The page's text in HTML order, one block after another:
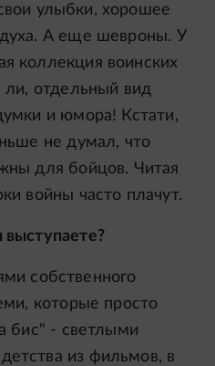
улыбки, хорошее
А еще шевроны. У
коллекция воинских
ли, отдельный вид
и юмора! Кстати,
не думал, что
для бойцов. Читая
войны часто плачут.
собственного
которые просто
бис" - светлыми
из фильмов, в